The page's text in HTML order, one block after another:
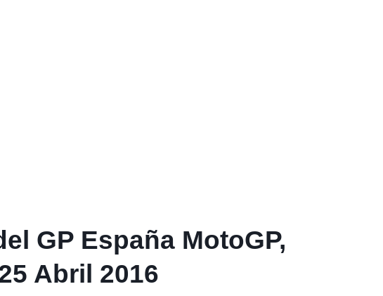
GP España MotoGP,
Abril 2016